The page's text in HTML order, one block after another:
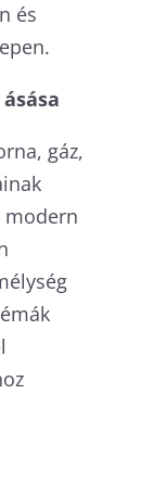
és
gáz,
modern